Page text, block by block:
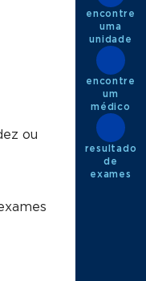
ou
encontre
uma
unidade
encontre
um
médico
resultado
de
exames